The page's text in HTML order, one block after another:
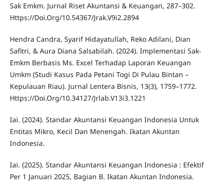
Sak Emkm. Jurnal Riset Akuntansi & Keuangan, 287–302.
Https://Doi.Org/10.54367/Jrak.V9i2.2894
Hendra Candra, Syarif Hidayatullah, Reko Adilani, Dian
Safitri, & Aura Diana Salsabilah. (2024). Implementasi Sak-
Emkm Berbasis Ms. Excel Terhadap Laporan Keuangan
Umkm (Studi Kasus Pada Petani Togi Di Pulau Bintan –
Kepulauan Riau). Jurnal Lentera Bisnis, 13(3), 1759–1772.
Https://Doi.Org/10.34127/Jrlab.V13i3.1221
Iai. (2024). Standar Akuntansi Keuangan Indonesia Untuk
Entitas Mikro, Kecil Dan Menengah. Ikatan Akuntan
Indonesia.
Iai. (2025). Standar Akuntansi Keuangan Indonesia : Efektif
Per 1 Januari 2025, Bagian B. Ikatan Akuntan Indonesia.